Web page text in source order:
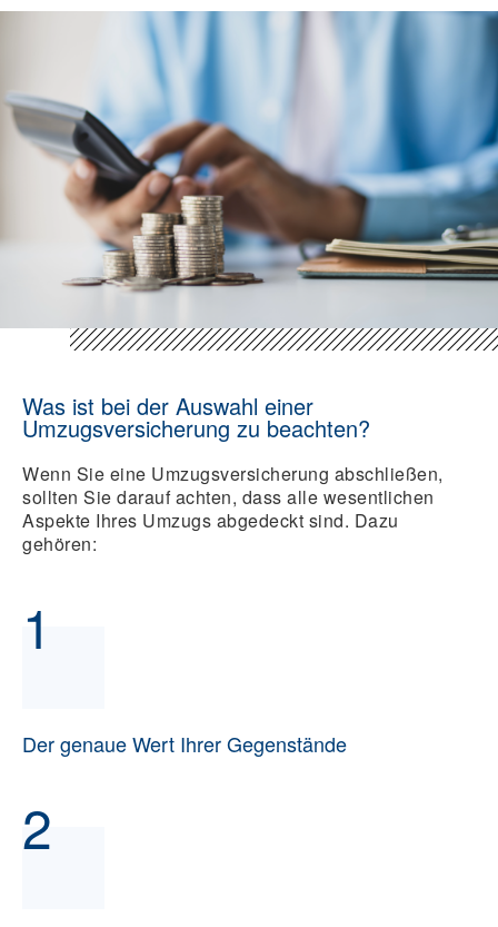
Was ist bei der Auswahl einer
Umzugsversicherung zu beachten?
Wenn Sie eine Umzugsversicherung abschließen,
sollten Sie darauf achten, dass alle wesentlichen
Aspekte Ihres Umzugs abgedeckt sind. Dazu
gehören:
1
Der genaue Wert Ihrer Gegenstände
2